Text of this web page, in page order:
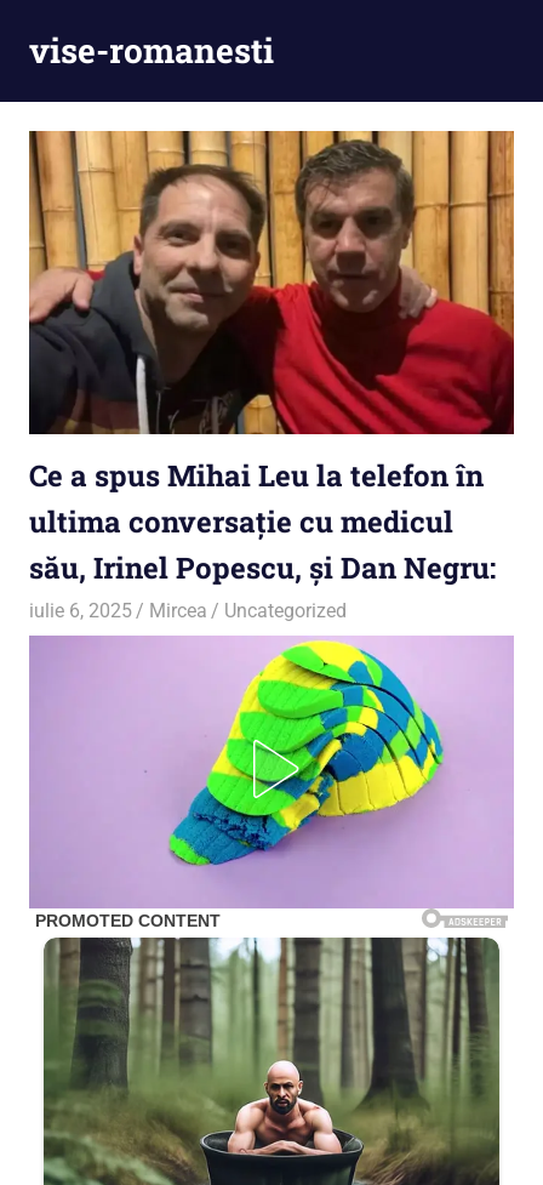
vise-romanesti
Ce a spus Mihai Leu la telefon în
ultima conversație cu medicul
său, Irinel Popescu, și Dan Negru:
iulie 6, 2025 Mircea Uncategorized